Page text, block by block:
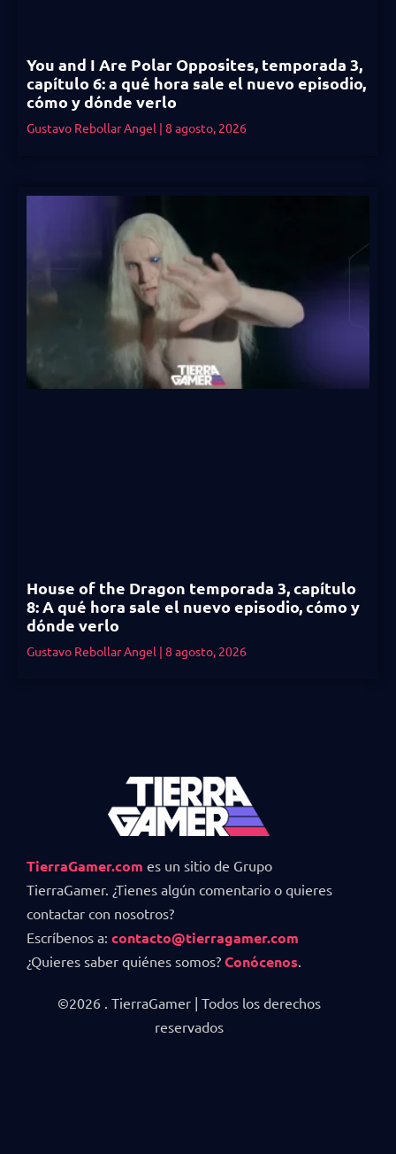
You and I Are Polar Opposites, temporada 3,
capítulo 6: a qué hora sale el nuevo episodio,
cómo y dónde verlo
Gustavo Rebollar Angel 8 agosto, 2026
House of the Dragon temporada 3, capítulo
8: A qué hora sale el nuevo episodio, cómo y
dónde verlo
Gustavo Rebollar Angel 8 agosto, 2026
TierraGamer.com es un sitio de Grupo
TierraGamer. ¿Tienes algún comentario o quieres
contactar con nosotros?
Escríbenos a: contacto@tierragamer.com
¿Quieres saber quiénes somos? Conócenos.
©2026 . TierraGamer | Todos los derechos
reservados